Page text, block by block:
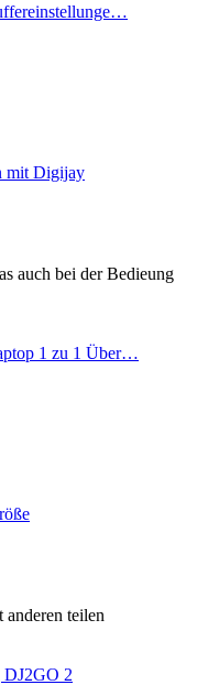
mit Digijay
auch bei der Bedieung
1 zu 1 Über…
teilen
DJ2GO 2